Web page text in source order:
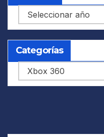
Archivos
Categorías
Categorías